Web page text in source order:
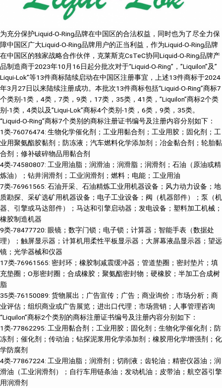
为充分保护Liquid-O-Ring品牌在中国区的合法权益，同时也为了尽全力保
障中国区广大Liquid-O-Ring品牌用户的正当利益，作为Liquid-O-Ring品牌
在中国区的独家战略合作伙伴，克莱斯克CsTeC协同Liquid-O-Ring品牌产
品制造商于2023年10月16日起分批次对于“Liquid-O-Ring”，”Liquilon”及”
Liqui-Lok”等13件商标陆续启动在中国区注册事宜，上述13件商标于2024
年3月27日以来陆续注册成功。本批次13件商标包括“Liquid-O-Ring”商标7
个类别-1类，4类，7类，9类，17类，35类，41类，”Liquilon”商标2个类
别-1类，4类以及”Liqui-Lok”商标4个类别-1类，6类，9类，35类。
“Liquid-O-Ring”商标7个类别的商标注册证书编号及注册内容分别如下：
1类-76076474: 生物化学催化剂；工业用黏合剂；工业用胶；固化剂；工
业用聚氨酯胶黏剂；防冻液；汽车燃料化学添加剂；冶金黏合剂；轮胎黏
合剂；修补破碎物品用黏合剂
4类-74580807: 工业用油脂；润滑油；润滑脂；润滑剂；石油（原油或精
炼油）；钻井润滑剂；工业润滑剂；燃料；电能；工业用油
7类-76961565: 石油开采、石油精炼工业用机器设备；风力动力设备；地
质勘探、采矿选矿用机器设备；电子工业设备；阀（机器部件）；泵（机
器、引擎或马达部件）；马达和引擎启动器；发电设备；塑料加工机械；
橡胶制造机器
9类-78477720: 眼镜；数字门锁；电子锁；计算器；智能手表（数据处
理）；触屏显示器；计算机用柔性平板显示器；大屏幕液晶显示器；望远
镜；光学器械和仪器
17类-76961565: 密封环；橡胶制减震缓冲器；管道垫圈；密封垫片；填
充垫圈；O形密封圈；合成橡胶；聚氨酯密封物；硬橡胶；半加工合成树
脂
35类-76150089: 货物展出；广告宣传；广告；商业询价；市场分析；商
业评估；组织商业或广告展览；进出口代理；市场营销；人事管理咨询
“Liquilon”商标2个类别的商标注册证书编号及注册内容分别如下：
1类-77862295: 工业用黏合剂；工业用胶；固化剂；生物化学催化剂；防
冻剂；催化剂；传动油；钻探泥浆用化学添加剂；橡胶用化学增强剂；化
学防腐剂
4类-77867224: 工业用油脂；润滑剂；切削液；齿轮油；精密仪器油；润
滑油（工业润滑剂）；自行车用链条油；发动机油；皮带油；航空器引擎
用润滑剂